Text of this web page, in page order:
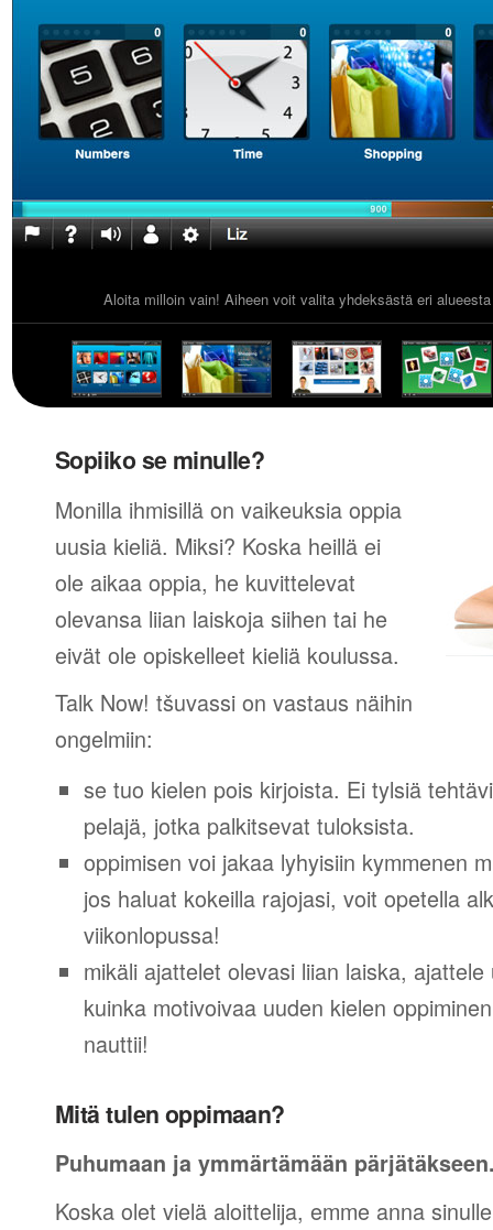
Aloita milloin vain! Aiheen voit valita yhdeksästä eri
Sopiiko se minulle?
Monilla ihmisillä on vaikeuksia oppia
uusia kieliä. Miksi? Koska heillä ei
ole aikaa oppia, he kuvittelevat
olevansa liian laiskoja siihen tai he
eivät ole opiskelleet kieliä koulussa.
Talk Now! tšuvassi on vastaus näihin
ongelmiin:
se tuo kielen pois kirjoista. Ei tylsiä
pelajä, jotka palkitsevat tuloksista.
oppimisen voi jakaa lyhyisiin kymmenen
jos haluat kokeilla rajojasi, voit opetella
viikonlopussa!
mikäli ajattelet olevasi liian laiska,
kuinka motivoivaa uuden kielen
nauttii!
Mitä tulen oppimaan?
Puhumaan ja ymmärtämään
Koska olet vielä aloittelija, emme anna